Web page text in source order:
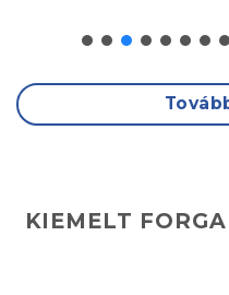
KIEMELT